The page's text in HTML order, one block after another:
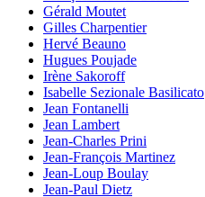
Gérald Moutet
Gilles Charpentier
Hervé Beauno
Hugues Poujade
Irène Sakoroff
Isabelle Sezionale Basilicato
Jean Fontanelli
Jean Lambert
Jean-Charles Prini
Jean-François Martinez
Jean-Loup Boulay
Jean-Paul Dietz